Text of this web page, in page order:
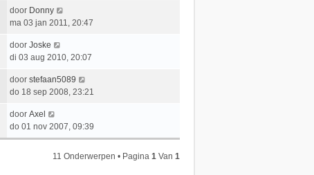
c
h
e
c
h
e
b
e
c
h
t
s
e
b
e
c
h
t
L
a
t
s
e
b
e
door Donny
ma 03 jan 2011, 20:47
L
a
t
s
e
b
door Joske
di 03 aug 2010, 20:07
L
a
t
s
t
door stefaan5089
do 18 sep 2008, 23:21
L
a
a
door Axel
do 01 nov 2007, 09:39
11 Onderwerpen • Pagina 1 Van 1